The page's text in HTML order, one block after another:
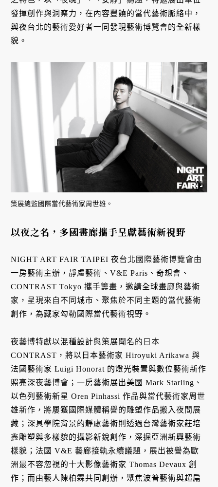
發揮創作與洞察力，在內容豐饒的當代藝術脈絡中，
與夜台北的藝術愛好者一同發現藝術博覽會的全新樣
貌。
策展總監國際當代藝術家周世雄。
以夜之名，多國畫廊攜手呈獻藝術新視野
NIGHT ART FAIR TAIPEI 夜台北國際藝術博覽會由
一房藝術主辦，靜慮藝術、V&E Paris、奇想會、
CONTRAST Tokyo 攜手籌畫，邀請全球畫廊與藝術
家，呈現來自不同城市、聚焦於不同主題的當代藝術
創作，為藏家勾勒國際當代藝術視野。
夜藝博特獻以混種設計與策展聞名的日本
CONTRAST，將以日本藝術家 Hiroyuki Arikawa 與
法國藝術家 Luigi Honorat 的燈光裝置與數位藝術新作
照亮深夜藝博會；一房藝術展出美國 Mark Starling、
以色列藝術新星 Oren Pinhassi 作品與當代藝術家周世
雄新作，將屢獲國際媒體稱譽的雕塑作品搬入夜間展
藏；深具學院背景的靜慮藝術則透過台灣藝術家莊培
鑫雕塑與多樣貌的攝影新銳創作，深掘亞洲新興藝術
樣貌；法國 V&E 藝廊接軌永續議題，展出被譽為歐
洲最不容忽視的十大影像藝術家 Thomas Devaux 創
作；而由藝人陳柏霖共同創辦，聚焦波普藝術與超扁